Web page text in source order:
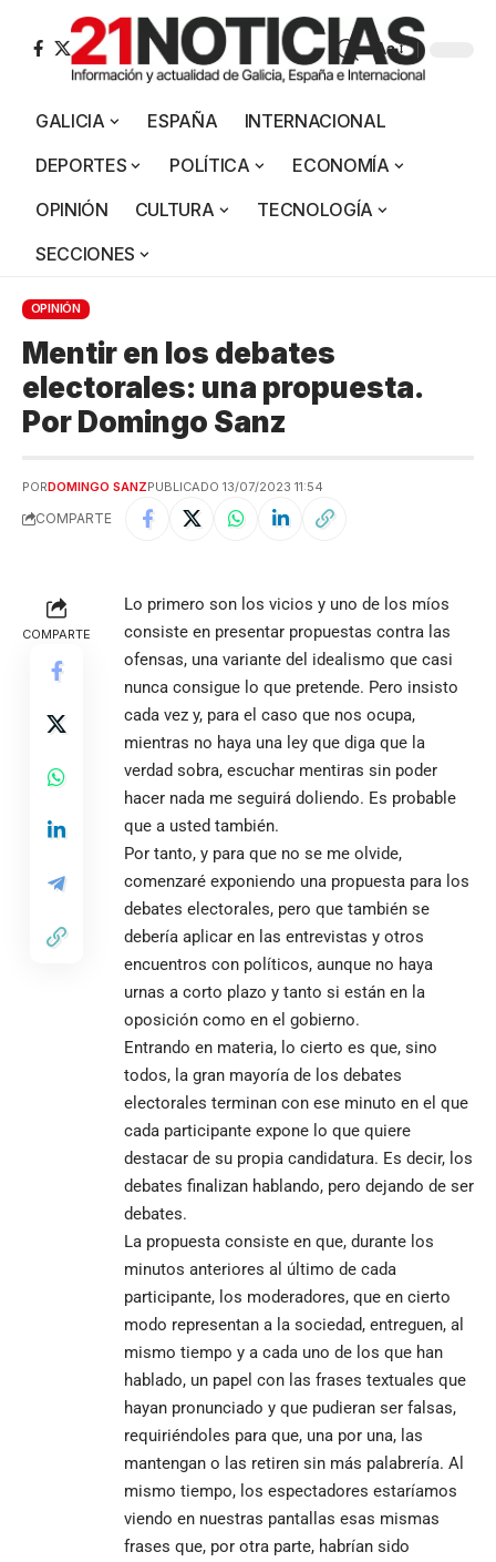
Aa
GALICIA ESPAÑA
INTERNACIONAL
DEPORTES
POLÍTICA
ECONOMÍA
OPINIÓN
CULTURA
TECNOLOGÍA
SECCIONES
OPINIÓN
Mentir en los debates
electorales: una propuesta.
Por Domingo Sanz
PORDOMINGO SANZPUBLICADO 13/07/2023 11:54
COMPARTE
COMPARTE
Lo primero son los vicios y uno de los míos
consiste en presentar propuestas contra las
ofensas, una variante del idealismo que casi
nunca consigue lo que pretende. Pero insisto
cada vez y, para el caso que nos ocupa,
mientras no haya una ley que diga que la
verdad sobra, escuchar mentiras sin poder
hacer nada me seguirá doliendo. Es probable
que a usted también.
Por tanto, y para que no se me olvide,
comenzaré exponiendo una propuesta para los
debates electorales, pero que también se
debería aplicar en las entrevistas y otros
encuentros con políticos, aunque no haya
urnas a corto plazo y tanto si están en la
oposición como en el gobierno.
Entrando en materia, lo cierto es que, sino
todos, la gran mayoría de los debates
electorales terminan con ese minuto en el que
cada participante expone lo que quiere
destacar de su propia candidatura. Es decir, los
debates finalizan hablando, pero dejando de ser
debates.
La propuesta consiste en que, durante los
minutos anteriores al último de cada
participante, los moderadores, que en cierto
modo representan a la sociedad, entreguen, al
mismo tiempo y a cada uno de los que han
hablado, un papel con las frases textuales que
hayan pronunciado y que pudieran ser falsas,
requiriéndoles para que, una por una, las
mantengan o las retiren sin más palabrería. Al
mismo tiempo, los espectadores estaríamos
viendo en nuestras pantallas esas mismas
frases que, por otra parte, habrían sido